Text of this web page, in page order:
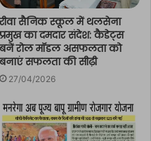
रीवा सैनिक स्कूल में थलसेना
प्रमुख का दमदार संदेश: कैडेट्स
बनें रोल मॉडल असफलता को
बनाएं सफलता की सीढ़ी
27/04/2026